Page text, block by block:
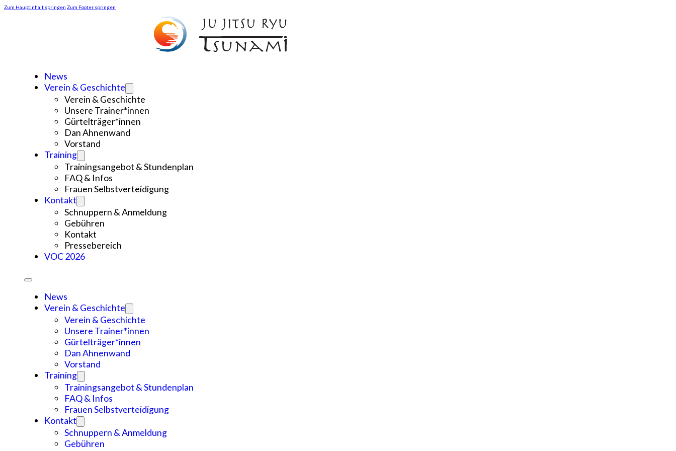
Zum Hauptinhalt springen Zum Footer springen
News
Verein & Geschichte
Verein & Geschichte
Unsere Trainer*innen
Gürtelträger*innen
Dan Ahnenwand
Vorstand
Training
Trainingsangebot & Stundenplan
FAQ & Infos
Frauen Selbstverteidigung
Kontakt
Schnuppern & Anmeldung
Gebühren
Kontakt
Pressebereich
VOC 2026
News
Verein & Geschichte
Verein & Geschichte
Unsere Trainer*innen
Gürtelträger*innen
Dan Ahnenwand
Vorstand
Training
Trainingsangebot & Stundenplan
FAQ & Infos
Frauen Selbstverteidigung
Kontakt
Schnuppern & Anmeldung
Gebühren